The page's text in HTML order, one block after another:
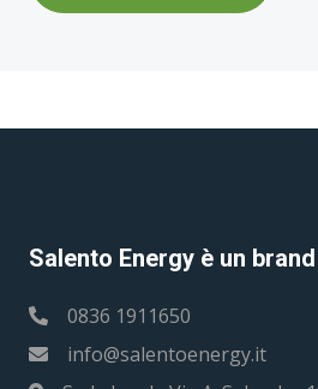
Salento Energy è un
0836 1911650
info@salentoenergy.it